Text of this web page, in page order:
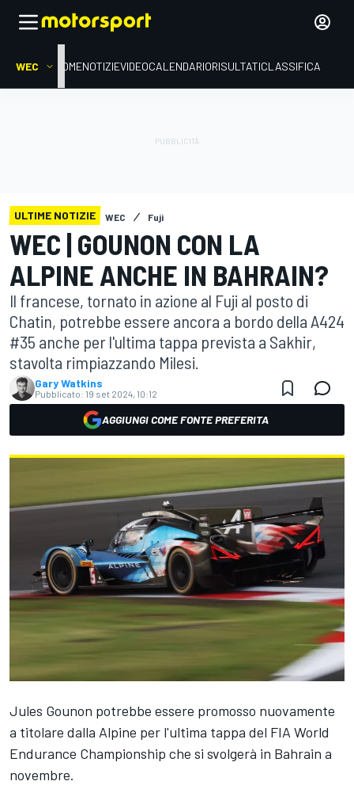
WEC HOMENOTIZIEVIDEOCALENDARIORISULTATICLASSIFICA
ULTIME NOTIZIE WEC Fuji
WEC | GOUNON CON LA
ALPINE ANCHE IN BAHRAIN?
Il francese, tornato in azione al Fuji al posto di
Chatin, potrebbe essere ancora a bordo della A424
#35 anche per l'ultima tappa prevista a Sakhir,
stavolta rimpiazzando Milesi.
Gary Watkins
Pubblicato: 19 set 2024, 10:12
AGGIUNGI COME FONTE PREFERITA
Jules Gounon potrebbe essere promosso nuovamente
a titolare dalla Alpine per l'ultima tappa del FIA World
Endurance Championship che si svolgerà in Bahrain a
novembre.